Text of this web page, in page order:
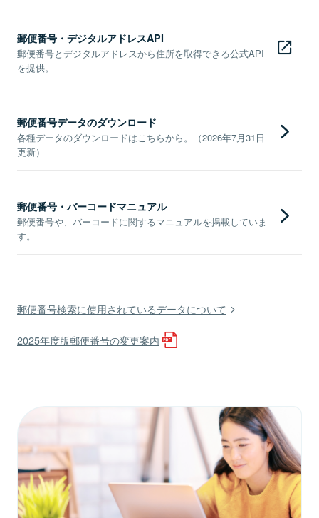
郵便番号・デジタルアドレスAPI
郵便番号とデジタルアドレスから住所を取得できる公式API
を提供。
郵便番号データのダウンロード
各種データのダウンロードはこちらから。（2026年7月31日
更新）
郵便番号・バーコードマニュアル
郵便番号や、バーコードに関するマニュアルを掲載していま
す。
郵便番号検索に使用されているデータについて
2025年度版郵便番号の変更案内